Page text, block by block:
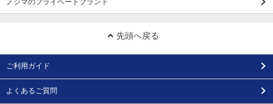
ノジマのプライベートブランド
先頭へ戻る
ご利用ガイド
よくあるご質問